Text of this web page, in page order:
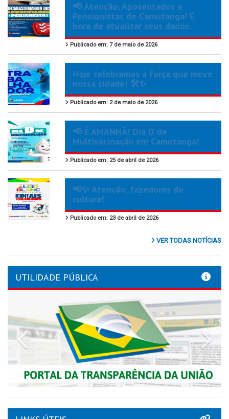
📢 Atenção, Aposentados e
Pensionistas de Camutanga! É
hora de atualizar seus dados.
Publicado em: 7 de maio de 2026
Hoje celebramos a força que move
nossa cidade! 🛠️✨
Publicado em: 2 de maio de 2026
📢 É AMANHÃ! Dia D de
Multivacinação em Camutanga!
Publicado em: 25 de abril de 2026
📢✨ Atenção, fazedores de
cultura!
Publicado em: 23 de abril de 2026
VER TODAS NOTÍCIAS
UTILIDADE PÚBLICA
Previous